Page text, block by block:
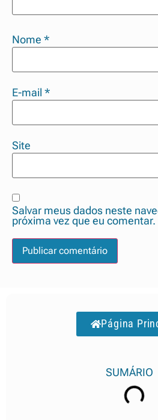
Nome *
E-mail *
Site
Salvar meus dados neste
próxima vez que eu comentar.
Página
SUMÁRIO